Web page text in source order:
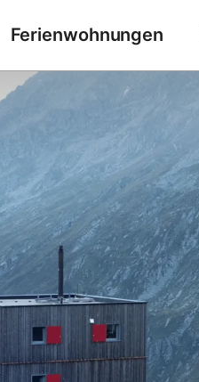
Ferienwohnungen